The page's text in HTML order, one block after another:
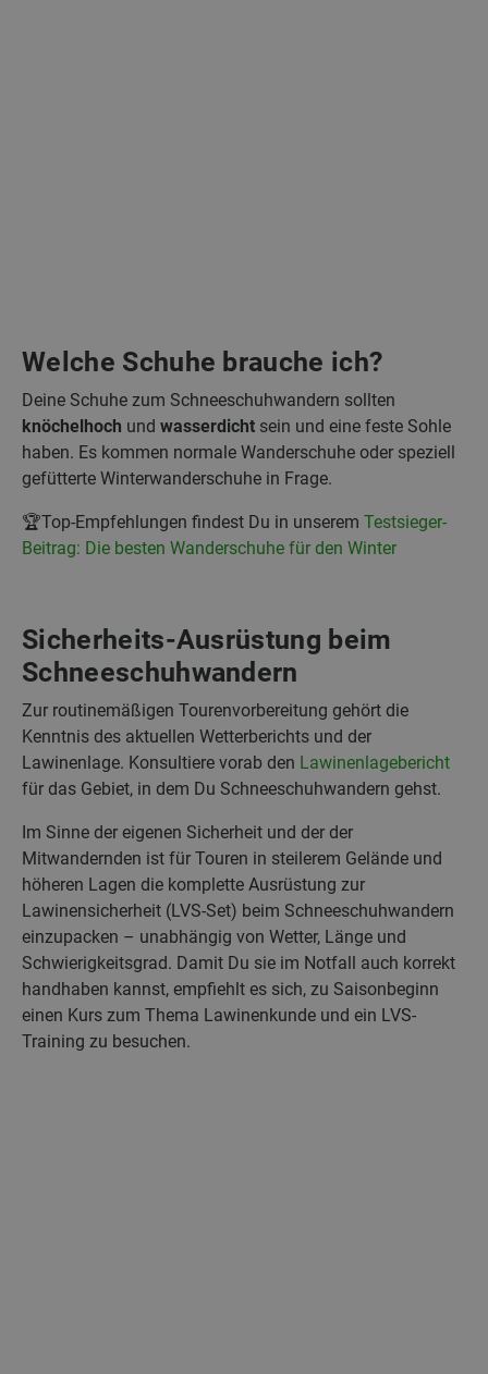
Welche Schuhe brauche ich?
Deine Schuhe zum Schneeschuhwandern sollten
knöchelhoch und wasserdicht sein und eine feste Sohle
haben. Es kommen normale Wanderschuhe oder speziell
gefütterte Winterwanderschuhe in Frage.
🏆Top-Empfehlungen findest Du in unserem Testsieger-
Beitrag: Die besten Wanderschuhe für den Winter
Sicherheits-Ausrüstung beim
Schneeschuhwandern
Zur routinemäßigen Tourenvorbereitung gehört die
Kenntnis des aktuellen Wetterberichts und der
Lawinenlage. Konsultiere vorab den Lawinenlagebericht
für das Gebiet, in dem Du Schneeschuhwandern gehst.
Im Sinne der eigenen Sicherheit und der der
Mitwandernden ist für Touren in steilerem Gelände und
höheren Lagen die komplette Ausrüstung zur
Lawinensicherheit (LVS-Set) beim Schneeschuhwandern
einzupacken – unabhängig von Wetter, Länge und
Schwierigkeitsgrad. Damit Du sie im Notfall auch korrekt
handhaben kannst, empfiehlt es sich, zu Saisonbeginn
einen Kurs zum Thema Lawinenkunde und ein LVS-
Training zu besuchen.